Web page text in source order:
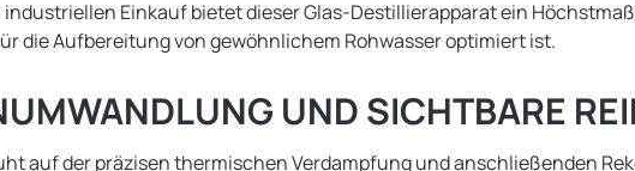
industriellen Einkauf bietet dieser Glas-Destillierapparat ein
die Aufbereitung von gewöhnlichem Rohwasser optimiert ist.
UND SICHTBARE
auf der präzisen thermischen Verdampfung und anschließenden